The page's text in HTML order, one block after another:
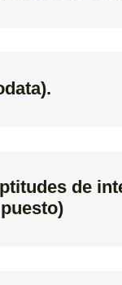
de